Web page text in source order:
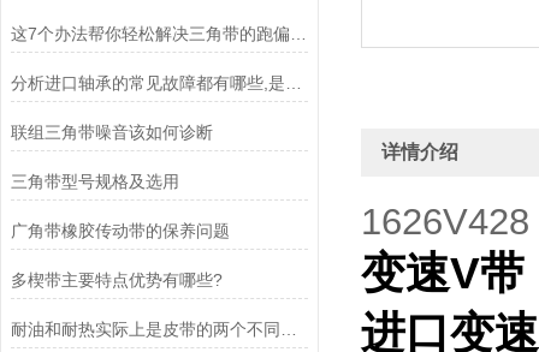
联组三角带噪音该如何诊断
三角带型号规格及选用
广角带橡胶传动带的保养问题
多楔带主要特点优势有哪些?
详情介绍
变速V带
进口变